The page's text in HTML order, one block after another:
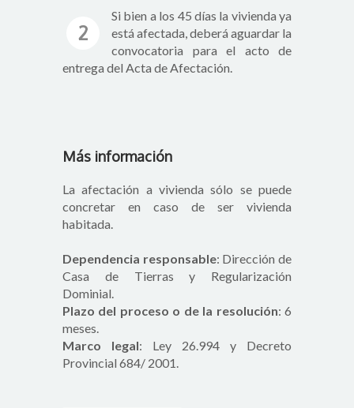
2
Si bien a los 45 días la vivienda ya
está afectada, deberá aguardar la
convocatoria para el acto de
entrega del Acta de Afectación.
Más información
La afectación a vivienda sólo se puede
concretar en caso de ser vivienda
habitada.
Dependencia responsable: Dirección de
Casa de Tierras y Regularización
Dominial.
Plazo del proceso o de la resolución: 6
meses.
Marco legal: Ley 26.994 y Decreto
Provincial 684/ 2001.